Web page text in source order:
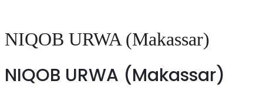
NIQOB URWA (Makassar)
NIQOB URWA (Makassar)